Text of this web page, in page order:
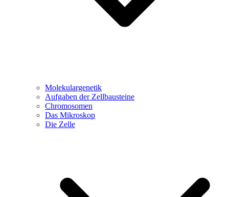
Molekulargenetik
Aufgaben der Zellbausteine
Chromosomen
Das Mikroskop
Die Zelle